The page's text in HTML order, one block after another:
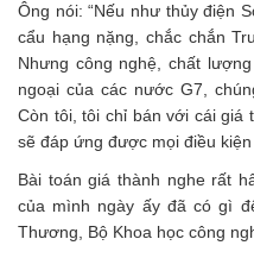
Ông nói: “Nếu như thủy điện
cẩu hạng nặng, chắc chắn
Nhưng công nghệ, chất
ngoại của các nước G7,
Còn tôi, tôi chỉ bán với cái giá
sẽ đáp ứng được mọi điều
Bài toán giá thành nghe rất
của mình ngày ấy đã có gì
Thương, Bộ Khoa học công